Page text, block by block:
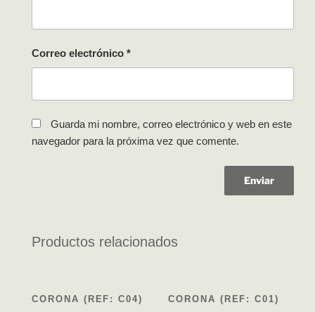
Correo electrónico *
Guarda mi nombre, correo electrónico y web en este
navegador para la próxima vez que comente.
Productos relacionados
CORONA (REF: C04) CORONA (REF: C01)